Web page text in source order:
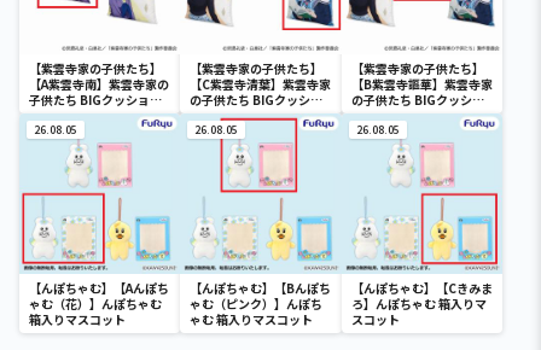
【紫雲寺家の子供たち】
【A紫雲寺南】紫雲寺家の
子供たち BIGクッション
②
【紫雲寺家の子供たち】
【C紫雲寺清葉】紫雲寺家
の子供たち BIGクッショ
ン①
【紫雲寺家の子供たち】
【B紫雲寺謳華】紫雲寺家
の子供たち BIGクッショ
ン①
26.08.05
【んぽちゃむ】【Aんぽち
ゃむ（花）】んぽちゃむ
箱入りマスコット
26.08.05
【んぽちゃむ】【Bんぽち
ゃむ（ピンク）】んぽち
ゃむ 箱入りマスコット
26.08.05
【んぽちゃむ】【Cきみま
ろ】んぽちゃむ 箱入りマ
スコット